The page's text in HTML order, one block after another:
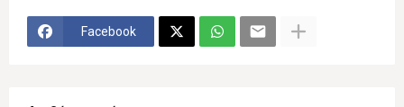
Facebook